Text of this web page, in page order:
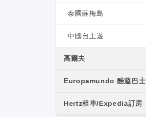
泰國蘇梅島
中國自主遊
高爾夫
Europamundo 酷遊巴士
Hertz租車/Expedia訂房